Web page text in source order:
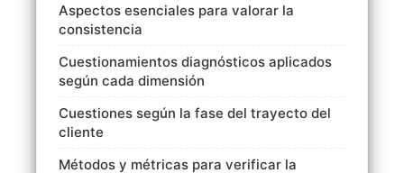
Aspectos esenciales para valorar la
consistencia
Cuestionamientos diagnósticos aplicados
según cada dimensión
Cuestiones según la fase del trayecto del
cliente
Métodos y métricas para verificar la